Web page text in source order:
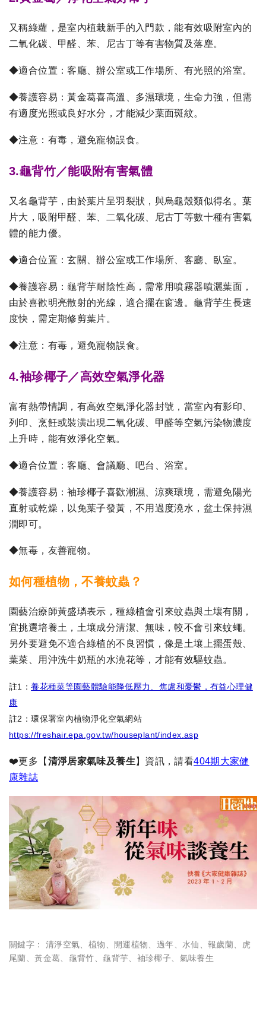
又稱綠蘿，是室內植栽新手的入門款，能有效吸附室內的
二氧化碳、甲醛、苯、尼古丁等有害物質及落塵。
◆適合位置：客廳、辦公室或工作場所、有光照的浴室。
◆養護容易：黃金葛喜高溫、多濕環境，生命力強，但需
有適度光照或良好水分，才能減少葉面斑紋。
◆注意：有毒，避免寵物誤食。
3.龜背竹／能吸附有害氣體
又名龜背芋，由於葉片呈羽裂狀，與烏龜殼類似得名。葉
片大，吸附甲醛、苯、二氧化碳、尼古丁等數十種有害氣
體的能力優。
◆適合位置：玄關、辦公室或工作場所、客廳、臥室。
◆養護容易：龜背芋耐陰性高，需常用噴霧器噴灑葉面，
由於喜歡明亮散射的光線，適合擺在窗邊。龜背芋生長速
度快，需定期修剪葉片。
◆注意：有毒，避免寵物誤食。
4.袖珍椰子／高效空氣淨化器
富有熱帶情調，有高效空氣淨化器封號，當室內有影印、
列印、烹飪或裝潢出現二氧化碳、甲醛等空氣污染物濃度
上升時，能有效淨化空氣。
◆適合位置：客廳、會議廳、吧台、浴室。
◆養護容易：袖珍椰子喜歡潮濕、涼爽環境，需避免陽光
直射或乾燥，以免葉子發黃，不用過度澆水，盆土保持濕
潤即可。
◆無毒，友善寵物。
如何種植物，不養蚊蟲？
園藝治療師黃盛璘表示，種綠植會引來蚊蟲與土壤有關，
宜挑選培養土，土壤成分清潔、無味，較不會引來蚊蠅。
另外要避免不適合綠植的不良習慣，像是土壤上擺蛋殼、
葉菜、用沖洗牛奶瓶的水澆花等，才能有效驅蚊蟲。
註1：養花種菜等園藝體驗能降低壓力、焦慮和憂鬱，有益心理健
康
註2：環保署室內植物淨化空氣網站
https://freshair.epa.gov.tw/houseplant/index.asp
❤️更多【 清淨居家氣味及養生 】資訊，請看404期大家健
康雜誌
關鍵字： 清淨空氣 植物 開運植物 過年 水仙 報歲蘭
虎
尾蘭
、黃金葛 龜背竹 、龜背芋 袖珍椰子 氣味養生